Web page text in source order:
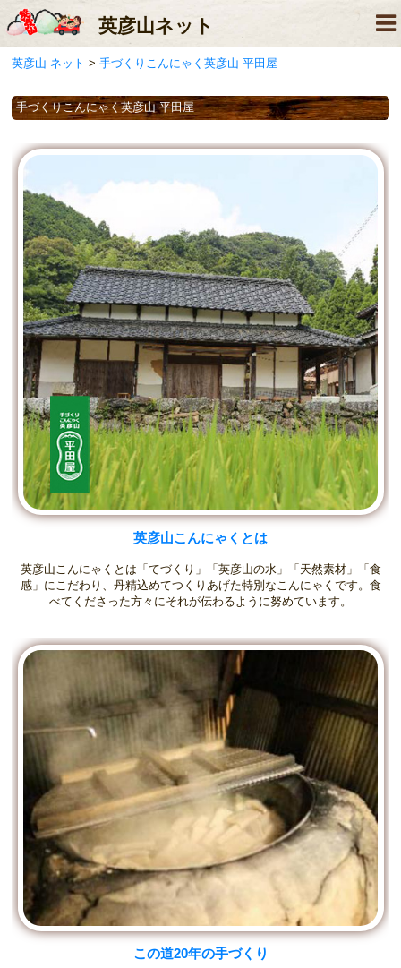
英彦山ネット
英彦山 ネット > 手づくりこんにゃく英彦山 平田屋
手づくりこんにゃく英彦山 平田屋
英彦山こんにゃくとは
英彦山こんにゃくとは「てづくり」「英彦山の水」「天然素材」「食
感」にこだわり、丹精込めてつくりあげた特別なこんにゃくです。食
べてくださった方々にそれが伝わるように努めています。
この道20年の手づくり